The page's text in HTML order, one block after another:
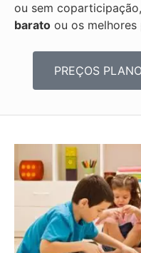
ou sem coparticipação,
barato ou os melhores
PREÇOS